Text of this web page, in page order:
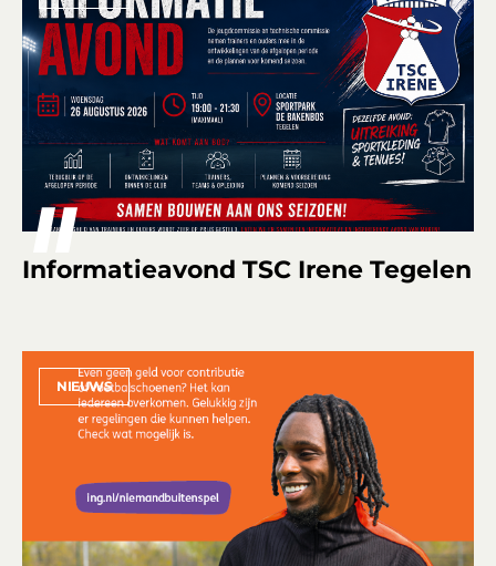
Informatieavond TSC Irene Tegelen
NIEUWS